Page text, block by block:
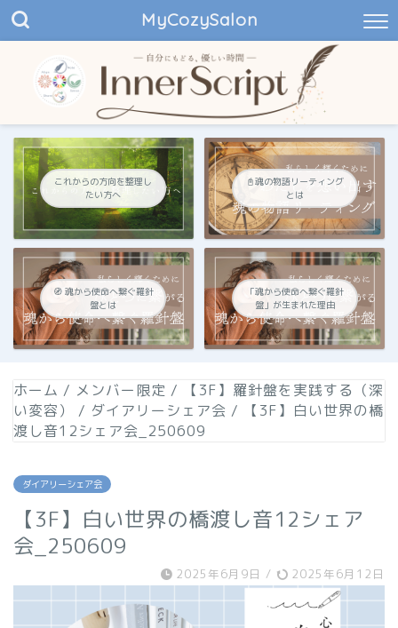
MyCozySalon
これからの方向を整理し
たい方へ
📓魂の物語リーティング
とは
🧭 魂から使命へ繋ぐ羅針
盤とは
「魂から使命へ繋ぐ羅針
盤」が生まれた理由
ホーム / メンバー限定 /
【3F】羅針盤を実践する（深
い変容）
/ ダイアリーシェア会 /
【3F】白い世界の橋
渡し音12シェア会_250609
ダイアリーシェア会
【3F】白い世界の橋渡し音12シェア
会_250609
2025年6月9日 / 2025年6月12日